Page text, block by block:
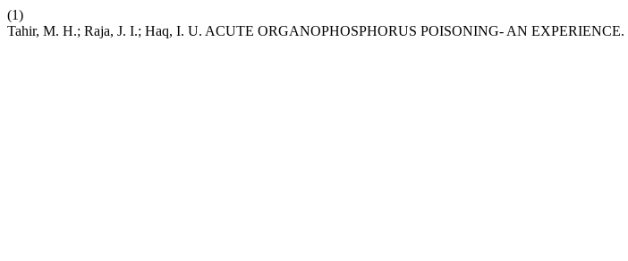
(1)
Tahir, M. H.; Raja, J. I.; Haq, I. U. ACUTE ORGANOPHOSPHORUS POISONING- AN EXPERIENCE.